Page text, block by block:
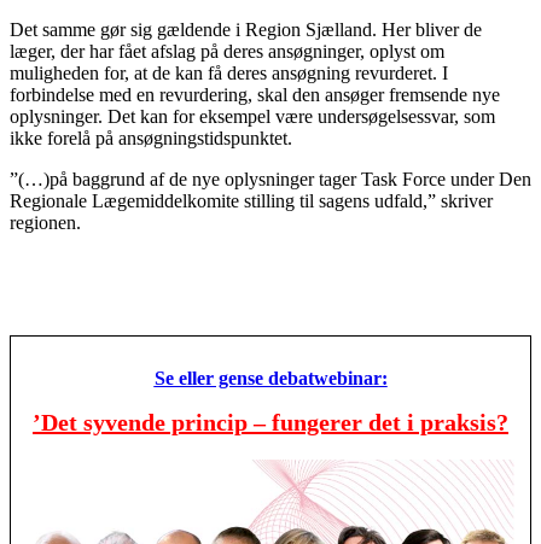
Det samme gør sig gældende i Region Sjælland. Her bliver de
læger, der har fået afslag på deres ansøgninger, oplyst om
muligheden for, at de kan få deres ansøgning revurderet. I
forbindelse med en revurdering, skal den ansøger fremsende nye
oplysninger. Det kan for eksempel være undersøgelsessvar, som
ikke forelå på ansøgningstidspunktet.
”(…)på baggrund af de nye oplysninger tager Task Force under Den
Regionale Lægemiddelkomite stilling til sagens udfald,” skriver
regionen.
Se eller gense debatwebinar:
’Det syvende princip – fungerer det i praksis?